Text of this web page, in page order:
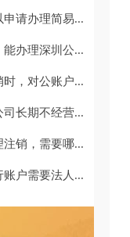
请办理简易...
办理深圳公...
，对公账户...
司长期不经营...
销，需要哪...
户需要法人...